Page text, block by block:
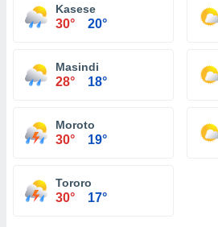
Kasese
30° 20°
Masindi
28° 18°
Moroto
30° 19°
Tororo
30° 17°